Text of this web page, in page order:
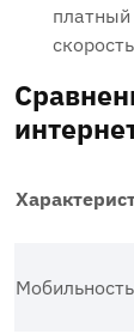
Мобильность